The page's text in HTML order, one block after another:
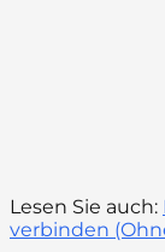
Lesen Sie auch:
verbinden